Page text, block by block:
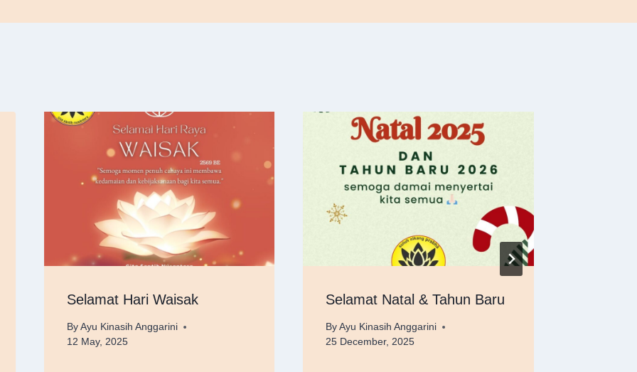
Selamat Hari Waisak
By Ayu Kinasih Anggarini
12 May, 2025
Selamat Natal & Tahun Baru
By Ayu Kinasih Anggarini
25 December, 2025